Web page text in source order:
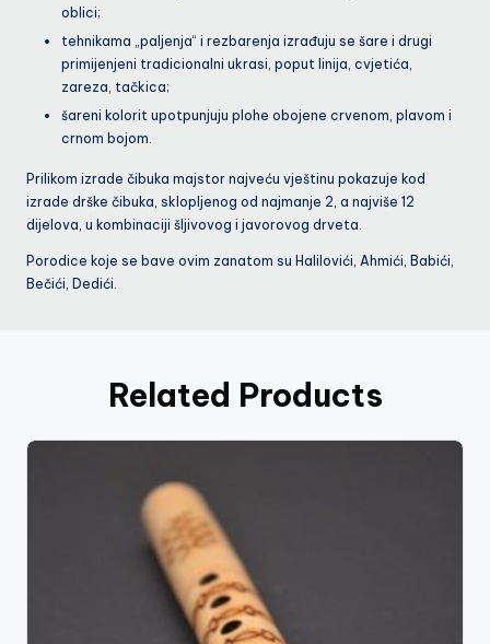
oblici;
tehnikama „paljenja“ i rezbarenja izrađuju se šare i drugi
primijenjeni tradicionalni ukrasi, poput linija, cvjetića,
zareza, tačkica;
šareni kolorit upotpunjuju plohe obojene crvenom, plavom i
crnom bojom.
Prilikom izrade čibuka majstor najveću vještinu pokazuje kod
izrade drške čibuka, sklopljenog od najmanje 2, a najviše 12
dijelova, u kombinaciji šljivovog i javorovog drveta.
Porodice koje se bave ovim zanatom su Halilovići, Ahmići, Babići,
Bečići, Dedići.
Related Products